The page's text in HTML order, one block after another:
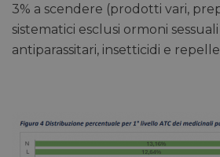
3% a scendere (prodotti vari,
sistematici esclusi ormoni
antiparassitari, insetticidi e